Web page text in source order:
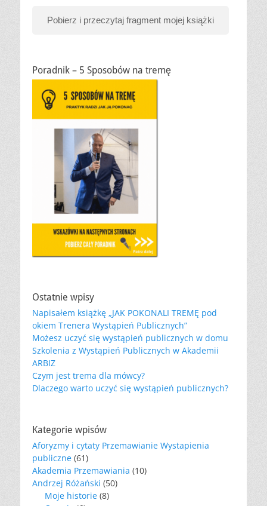
Pobierz i przeczytaj fragment mojej książki
Poradnik – 5 Sposobów na tremę
Ostatnie wpisy
Napisałem książkę „JAK POKONALI TREMĘ pod
okiem Trenera Wystąpień Publicznych”
Możesz uczyć się wystąpień publicznych w domu
Szkolenia z Wystąpień Publicznych w Akademii
ARBIZ
Czym jest trema dla mówcy?
Dlaczego warto uczyć się wystąpień publicznych?
Kategorie wpisów
Aforyzmy i cytaty Przemawianie Wystapienia
publiczne (61)
Akademia Przemawiania (10)
Andrzej Różański (50)
Moje historie (8)